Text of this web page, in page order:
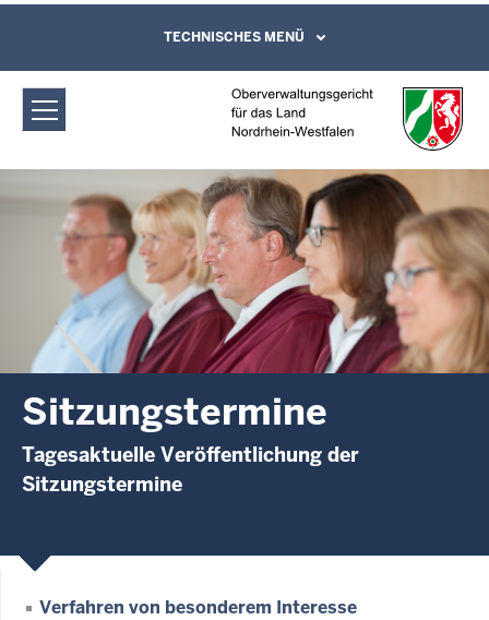
Oberverwaltungsgericht für das Land
Nordrhein-Westfalen: Sitzungstermine
Direkt zum Inhalt
Leichte Sprache, Gebärdensprachenvideo
und Kontaktformular
TECHNISCHES MENÜ
Sitzungstermine
Tagesaktuelle Veröffentlichung der
Sitzungstermine
Verfahren von besonderem Interesse